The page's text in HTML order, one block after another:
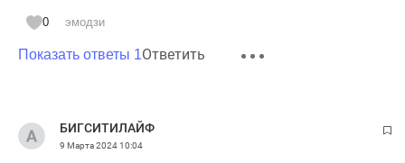
0 эмодзи
Показать ответы 1Ответить
БИГСИТИЛАЙФ
9 Марта 202410:04